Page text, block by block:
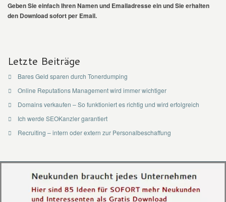
Geben Sie einfach Ihren Namen und Emailadresse ein und Sie erhalten
den Download sofort per Email.
Letzte Beiträge
Bares Geld sparen durch Tonerdumping
Online Reputations Management wird immer wichtiger
Domains verkaufen – So funktioniert es richtig und wird erfolgreich
Ich werde SEOKanzler garantiert
Recruiting – intern oder extern zur Personalbeschaffung